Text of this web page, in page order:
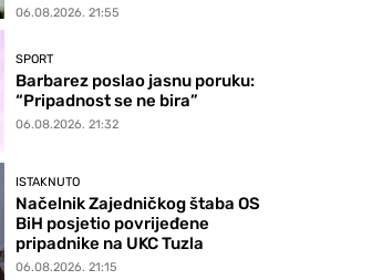
06.08.2026. 21:55
SPORT
Barbarez poslao jasnu poruku:
“Pripadnost se ne bira”
06.08.2026. 21:32
ISTAKNUTO
Načelnik Zajedničkog štaba OS
BiH posjetio povrijeđene
pripadnike na UKC Tuzla
06.08.2026. 21:15